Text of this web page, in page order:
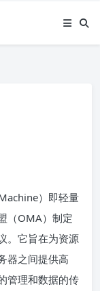
）即轻量
（OMA）制定
。它旨在为资源
器之间提供高
管理和数据的传